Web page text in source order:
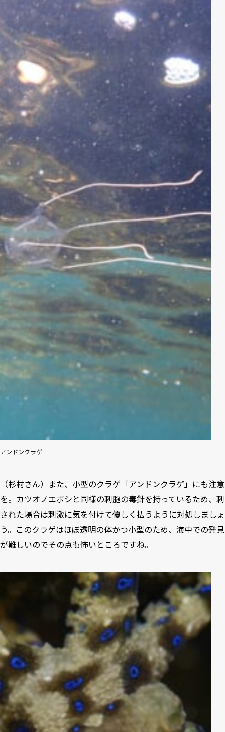
アンドンクラゲ
（杉村さん）また、小型のクラゲ「アンドンクラゲ」にも注意
を。カツオノエボシと同様の刺胞の毒針を持っているため、刺
された場合は刺激に気を付けて優しく払うように対処しましょ
う。このクラゲはほぼ透明の体かつ小型のため、海中での発見
が難しいのでその点も怖いところですね。